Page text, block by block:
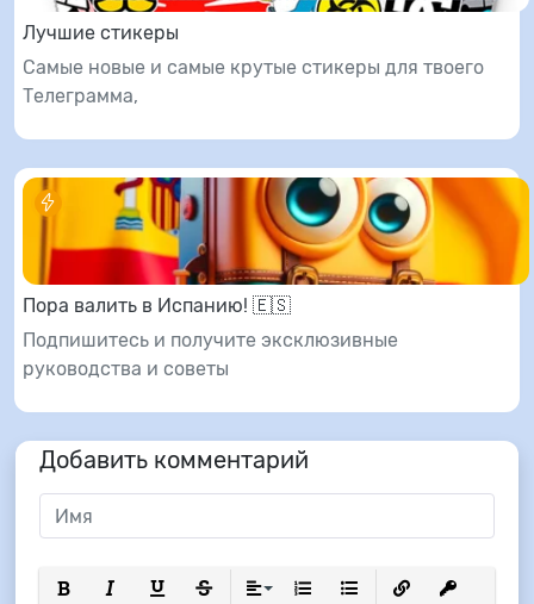
Лучшие стикеры
Самые новые и самые крутые стикеры для твоего
Телеграмма,
Пора валить в Испанию! 🇪🇸
Подпишитесь и получите эксклюзивные
руководства и советы
Добавить комментарий